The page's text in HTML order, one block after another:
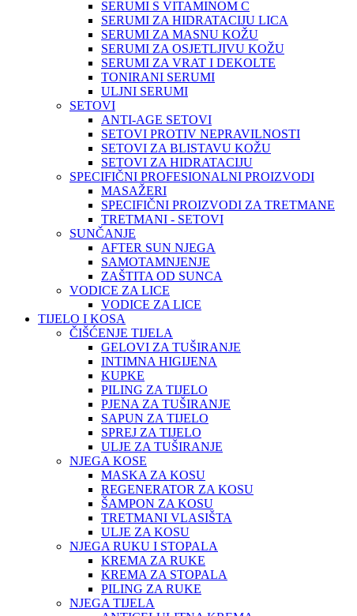
SERUMI S VITAMINOM C
SERUMI ZA HIDRATACIJU LICA
SERUMI ZA MASNU KOŽU
SERUMI ZA OSJETLJIVU KOŽU
SERUMI ZA VRAT I DEKOLTE
TONIRANI SERUMI
ULJNI SERUMI
SETOVI
ANTI-AGE SETOVI
SETOVI PROTIV NEPRAVILNOSTI
SETOVI ZA BLISTAVU KOŽU
SETOVI ZA HIDRATACIJU
SPECIFIČNI PROFESIONALNI PROIZVODI
MASAŽERI
SPECIFIČNI PROIZVODI ZA TRETMANE
TRETMANI - SETOVI
SUNČANJE
AFTER SUN NJEGA
SAMOTAMNJENJE
ZAŠTITA OD SUNCA
VODICE ZA LICE
VODICE ZA LICE
TIJELO I KOSA
ČIŠĆENJE TIJELA
GELOVI ZA TUŠIRANJE
INTIMNA HIGIJENA
KUPKE
PILING ZA TIJELO
PJENA ZA TUŠIRANJE
SAPUN ZA TIJELO
SPREJ ZA TIJELO
ULJE ZA TUŠIRANJE
NJEGA KOSE
MASKA ZA KOSU
REGENERATOR ZA KOSU
ŠAMPON ZA KOSU
TRETMANI VLASIŠTA
ULJE ZA KOSU
NJEGA RUKU I STOPALA
KREMA ZA RUKE
KREMA ZA STOPALA
PILING ZA RUKE
NJEGA TIJELA